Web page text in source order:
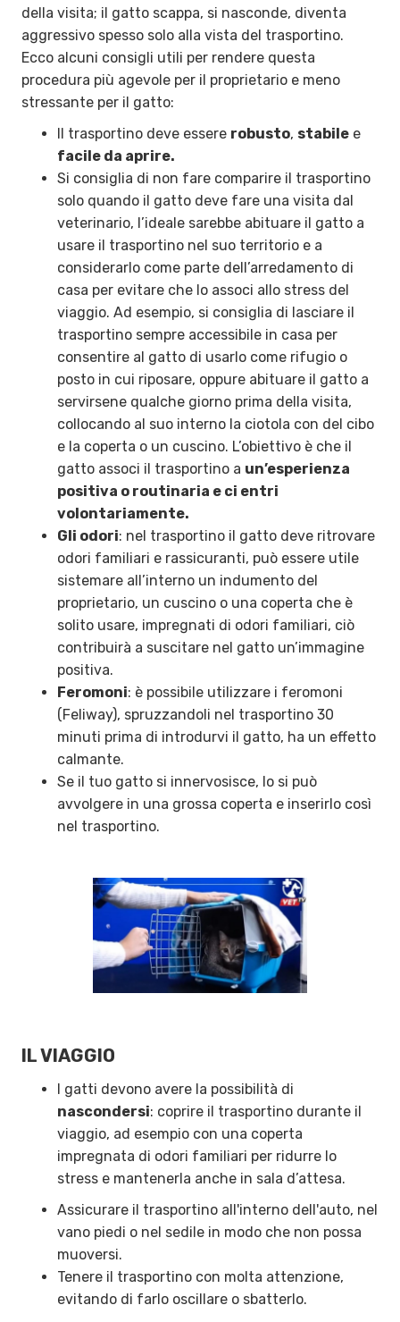
della visita; il gatto scappa, si nasconde, diventa
aggressivo spesso solo alla vista del trasportino.
Ecco alcuni consigli utili per rendere questa
procedura più agevole per il proprietario e meno
stressante per il gatto:
Il trasportino deve essere robusto, stabile e
facile da aprire.
Si consiglia di non fare comparire il trasportino
solo quando il gatto deve fare una visita dal
veterinario, l’ideale sarebbe abituare il gatto a
usare il trasportino nel suo territorio e a
considerarlo come parte dell’arredamento di
casa per evitare che lo associ allo stress del
viaggio. Ad esempio, si consiglia di lasciare il
trasportino sempre accessibile in casa per
consentire al gatto di usarlo come rifugio o
posto in cui riposare, oppure abituare il gatto a
servirsene qualche giorno prima della visita,
collocando al suo interno la ciotola con del cibo
e la coperta o un cuscino. L’obiettivo è che il
gatto associ il trasportino a un’esperienza
positiva o routinaria e ci entri
volontariamente.
Gli odori: nel trasportino il gatto deve ritrovare
odori familiari e rassicuranti, può essere utile
sistemare all’interno un indumento del
proprietario, un cuscino o una coperta che è
solito usare, impregnati di odori familiari, ciò
contribuirà a suscitare nel gatto un’immagine
positiva.
Feromoni: è possibile utilizzare i feromoni
(Feliway), spruzzandoli nel trasportino 30
minuti prima di introdurvi il gatto, ha un effetto
calmante.
Se il tuo gatto si innervosisce, lo si può
avvolgere in una grossa coperta e inserirlo così
nel trasportino.
IL VIAGGIO
I gatti devono avere la possibilità di
nascondersi: coprire il trasportino durante il
viaggio, ad esempio con una coperta
impregnata di odori familiari per ridurre lo
stress e mantenerla anche in sala d’attesa.
Assicurare il trasportino all'interno dell'auto, nel
vano piedi o nel sedile in modo che non possa
muoversi.
Tenere il trasportino con molta attenzione,
evitando di farlo oscillare o sbatterlo.